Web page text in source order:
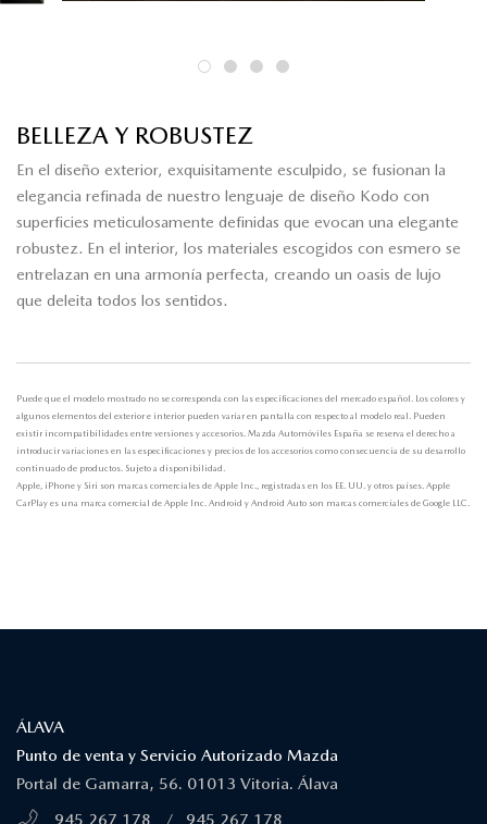
BELLEZA Y ROBUSTEZ
En el diseño exterior, exquisitamente esculpido, se fusionan la
elegancia refinada de nuestro lenguaje de diseño Kodo con
superficies meticulosamente definidas que evocan una elegante
robustez. En el interior, los materiales escogidos con esmero se
entrelazan en una armonía perfecta, creando un oasis de lujo
que deleita todos los sentidos.
Puede que el modelo mostrado no se corresponda con las especificaciones del mercado español. Los colores y
algunos elementos del exterior e interior pueden variar en pantalla con respecto al modelo real. Pueden
existir incompatibilidades entre versiones y accesorios. Mazda Automóviles España se reserva el derecho a
introducir variaciones en las especificaciones y precios de los accesorios como consecuencia de su desarrollo
continuado de productos. Sujeto a disponibilidad.
Apple, iPhone y Siri son marcas comerciales de Apple Inc., registradas en los EE. UU. y otros países. Apple
CarPlay es una marca comercial de Apple Inc. Android y Android Auto son marcas comerciales de Google LLC.
ÁLAVA
Punto de venta y Servicio Autorizado Mazda
Portal de Gamarra, 56. 01013 Vitoria. Álava
945 267 178
/ 945 267 178